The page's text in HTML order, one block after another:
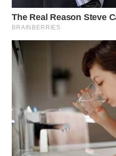
WAHANANEWS
ID
WAHANANEWS
WAHANANEWS
WAHANA
SPORT